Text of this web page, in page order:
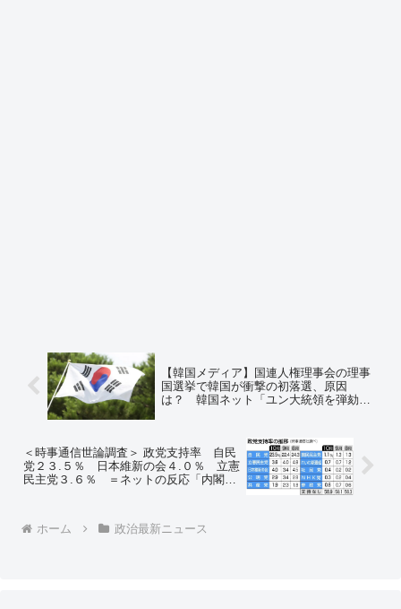
【韓国メディア】国連人権理事会の理事
国選挙で韓国が衝撃の初落選、原因
は？ 韓国ネット「ユン大統領を弾劾し
も応援する」「文在寅が脱北者を北へ強
制送還したことはもう忘れてるのか…」
＜時事通信世論調査＞ 政党支持率 自民
党２３.５％ 日本維新の会４.０％ 立憲
民主党３.６％ ＝ネットの反応「内閣支
れるギリギリのところだな」
ホーム 政治最新ニュース